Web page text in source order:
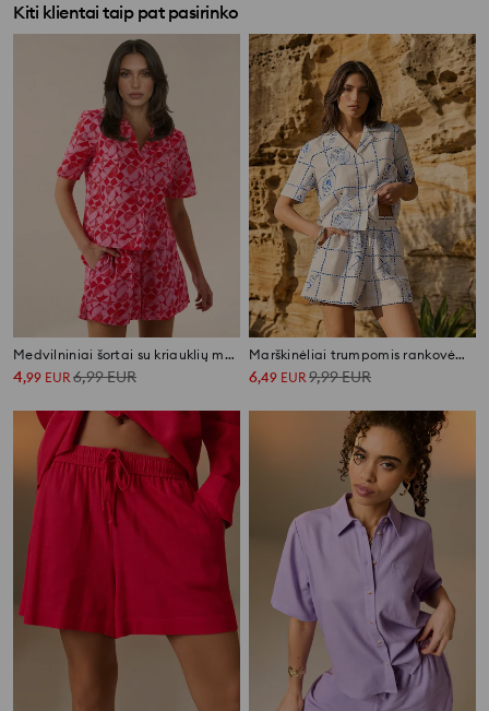
Kiti klientai taip pat pasirinko
Medvilniniai šortai su kriauklių motyvu
4,99 EUR6,99EUR
Marškinėliai trumpomis rankovėmis
6,49 EUR9,99EUR